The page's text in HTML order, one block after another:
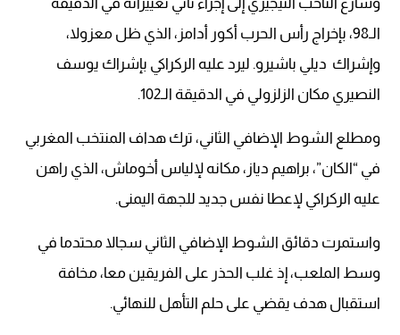
وسارع الناخب النيجيري إلى إجراء ثاني تغييراته في الدقيقة
الـ98، بإخراج رأس الحرب أكور أدامز، الذي ظل معزولا،
وإشراك ديلي باشيرو. ليرد عليه الركراكي بإشراك يوسف
النصيري مكان الزلزولي في الدقيقة الـ102.
ومطلع الشوط الإضافي الثاني، ترك هداف المنتخب المغربي
في “الكان”، براهيم دياز، مكانه لإلياس أخوماش، الذي راهن
عليه الركراكي لإعطا نفس جديد للجهة اليمنى.
واستمرت دقائق الشوط الإضافي الثاني سجالا محتدما في
وسط الملعب، إذ غلب الحذر على الفريقين معا، مخافة
استقبال هدف يقضي على حلم التأهل للنهائي.